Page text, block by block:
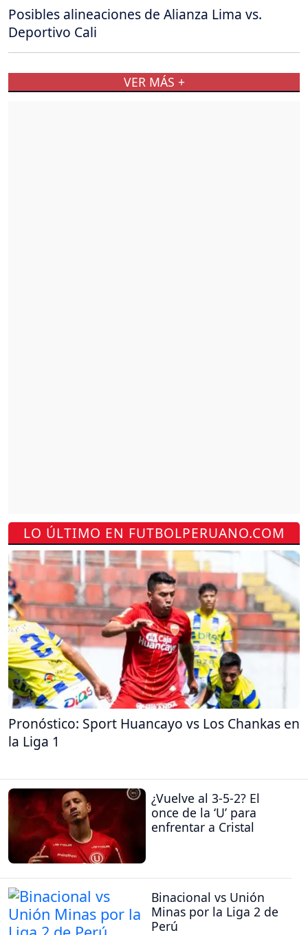
LO ÚLTIMO EN FUTBOLPERUANO.COM
Pronóstico: Sport Huancayo vs Los Chankas en
la Liga 1
¿Vuelve al 3-5-2? El
once de la ‘U’ para
enfrentar a Cristal
Binacional vs Unión
Minas por la Liga 2 de
Perú
Posibles alineaciones de Alianza Lima vs.
Deportivo Cali
VER MÁS +